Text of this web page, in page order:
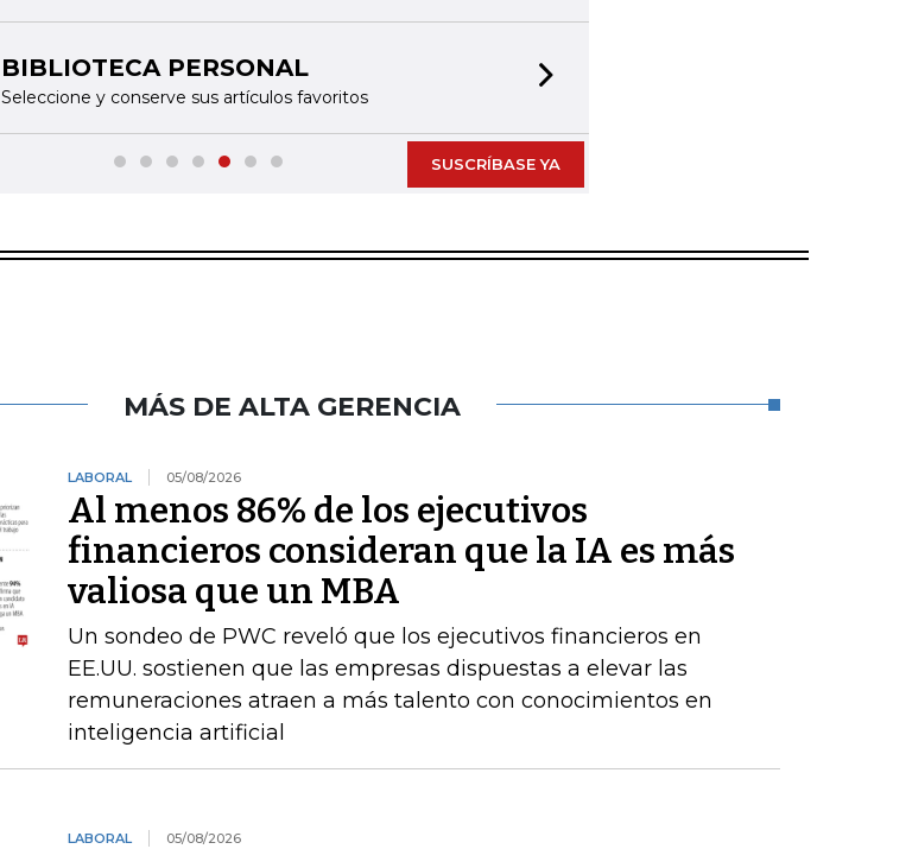
BIBLIOTECA PERSONAL
Seleccione y conserve sus artículos favoritos
SUSCRÍBASE YA
MÁS DE ALTA GERENCIA
LABORAL 05/08/2026
Al menos 86% de los ejecutivos
financieros consideran que la IA es más
valiosa que un MBA
Un sondeo de PWC reveló que los ejecutivos financieros en
EE.UU. sostienen que las empresas dispuestas a elevar las
remuneraciones atraen a más talento con conocimientos en
inteligencia artificial
LABORAL 05/08/2026